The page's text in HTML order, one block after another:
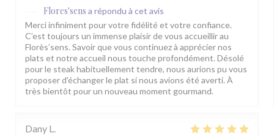
Flores'sens a répondu à cet avis
Merci infiniment pour votre fidélité et votre confiance.
C’est toujours un immense plaisir de vous accueillir au
Florès’sens. Savoir que vous continuez à apprécier nos
plats et notre accueil nous touche profondément. Désolé
pour le steak habituellement tendre, nous aurions pu vous
proposer d'échanger le plat si nous avions été averti. À
très bientôt pour un nouveau moment gourmand.
Dany L